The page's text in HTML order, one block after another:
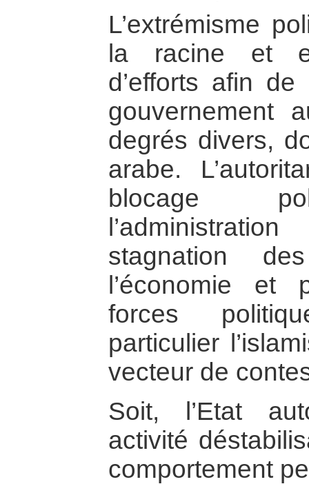
L’extrémisme
la racine et
d’efforts afin
gouvernement
degrés divers,
arabe.
blocage
stagnation
l’économie et
forces
particulier
vecteur de
Soit, l’Etat
activité
comportement